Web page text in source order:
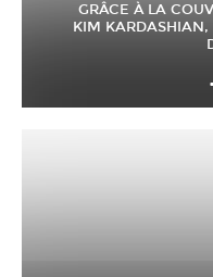
GRÂCE À LA
KIM KARDASHIAN,